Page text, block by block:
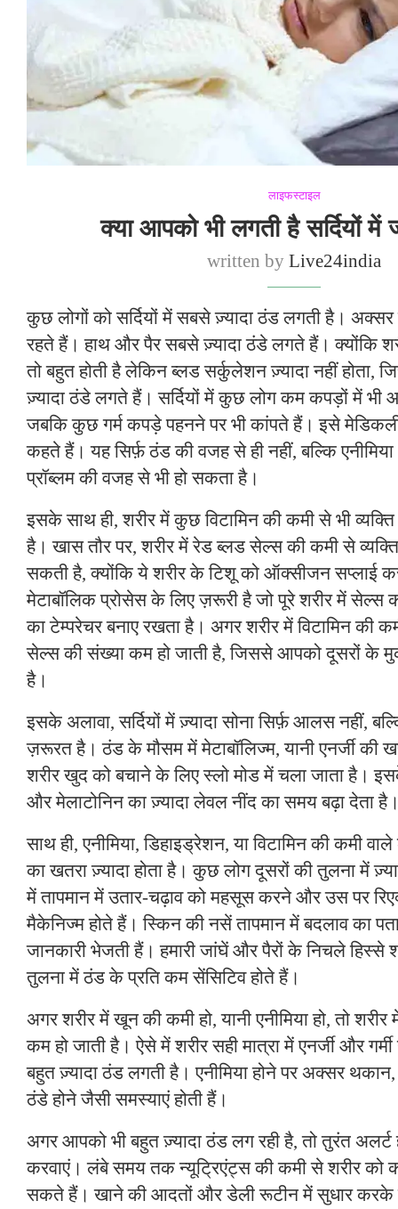
लाइफस्टाइल
क्या आपको भी लगती है सर्दियों में
written byLive24india
कुछ लोगों को सर्दियों में सबसे ज़्यादा ठंड लगती है।
रहते हैं। हाथ और पैर सबसे ज़्यादा ठंडे लगते हैं। क्योंकि
तो बहुत होती है लेकिन ब्लड सर्कुलेशन ज़्यादा नहीं होता,
ज़्यादा ठंडे लगते हैं। सर्दियों में कुछ लोग कम कपड़ों में
जबकि कुछ गर्म कपड़े पहनने पर भी कांपते हैं। इसे
कहते हैं। यह सिर्फ़ ठंड की वजह से ही नहीं, बल्कि
प्रॉब्लम की वजह से भी हो सकता है।
इसके साथ ही, शरीर में कुछ विटामिन की कमी से भी
है। खास तौर पर, शरीर में रेड ब्लड सेल्स की कमी से
सकती है, क्योंकि ये शरीर के टिशू को ऑक्सीजन सप्लाई
मेटाबॉलिक प्रोसेस के लिए ज़रूरी है जो पूरे शरीर में सेल्स
का टेम्परेचर बनाए रखता है। अगर शरीर में विटामिन की
सेल्स की संख्या कम हो जाती है, जिससे आपको दूसरों के
है।
इसके अलावा, सर्दियों में ज़्यादा सोना सिर्फ़ आलस नहीं,
ज़रूरत है। ठंड के मौसम में मेटाबॉलिज्म, यानी एनर्जी की
शरीर खुद को बचाने के लिए स्लो मोड में चला जाता है।
और मेलाटोनिन का ज़्यादा लेवल नींद का समय बढ़ा देता
साथ ही, एनीमिया, डिहाइड्रेशन, या विटामिन की कमी
का खतरा ज़्यादा होता है। कुछ लोग दूसरों की तुलना में
में तापमान में उतार-चढ़ाव को महसूस करने और उस पर
मैकेनिज्म होते हैं। स्किन की नसें तापमान में बदलाव का
जानकारी भेजती हैं। हमारी जांघें और पैरों के निचले हिस्से
तुलना में ठंड के प्रति कम सेंसिटिव होते हैं।
अगर शरीर में खून की कमी हो, यानी एनीमिया हो, तो
कम हो जाती है। ऐसे में शरीर सही मात्रा में एनर्जी और
बहुत ज़्यादा ठंड लगती है। एनीमिया होने पर अक्सर
ठंडे होने जैसी समस्याएं होती हैं।
अगर आपको भी बहुत ज़्यादा ठंड लग रही है, तो तुरंत
करवाएं। लंबे समय तक न्यूट्रिएंट्स की कमी से शरीर को
सकते हैं। खाने की आदतों और डेली रूटीन में सुधार करके